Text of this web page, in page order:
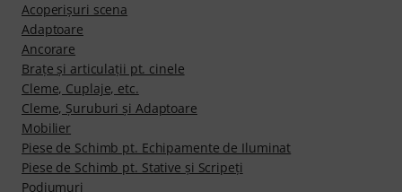
Acoperișuri scena
Adaptoare
Ancorare
Brațe și articulații pt. cinele
Cleme, Cuplaje, etc.
Cleme, Şuruburi şi Adaptoare
Mobilier
Piese de Schimb pt. Echipamente de Iluminat
Piese de Schimb pt. Stative şi Scripeţi
Podiumuri